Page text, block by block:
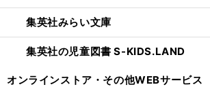
集英社みらい文庫
集英社の児童図書 S-KIDS.LAND
オンラインストア・ その他WEBサービス